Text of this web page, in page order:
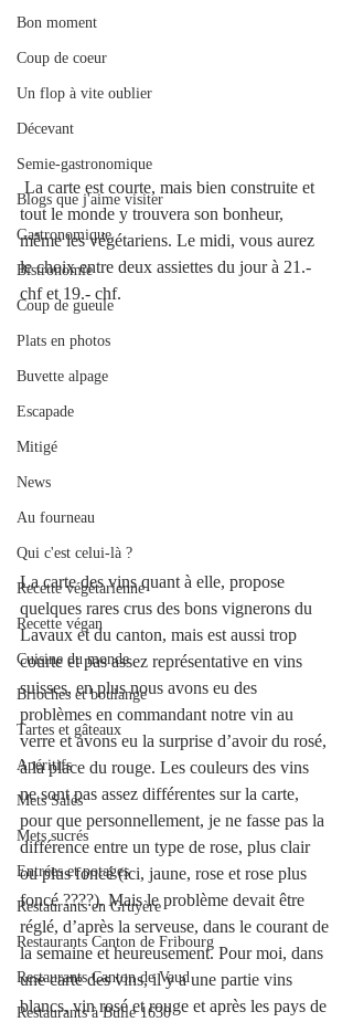
Bon moment
Coup de coeur
Un flop à vite oublier
Décevant
Semie-gastronomique
Blogs que j'aime visiter
Gastronomique
Bistronomie
Coup de gueule
Plats en photos
Buvette alpage
Escapade
Mitigé
News
Au fourneau
Qui c'est celui-là ?
Recette végétarienne
Recette végan
Cuisine du monde
Brioches et boulange
Tartes et gâteaux
Apéritifs
Mets Salés
Mets sucrés
Entrées et potages
Restaurants en Gruyère
Restaurants Canton de Fribourg
Restaurants Canton de Vaud
Restaurants à Bulle 1630
tout le monde y trouvera son bonheur,
même les végétariens. Le midi, vous aurez
le choix entre deux assiettes du jour à 21.-
chf et 19.- chf.
La carte des vins quant à elle, propose
quelques rares crus des bons vignerons du
Lavaux et du canton, mais est aussi trop
courte et pas assez représentative en vins
suisses, en plus nous avons eu des
problèmes en commandant notre vin au
verre et avons eu la surprise d’avoir du rosé,
à la place du rouge. Les couleurs des vins
ne sont pas assez différentes sur la carte,
pour que personnellement, je ne fasse pas la
différence entre un type de rose, plus clair
ou plus foncé (ici, jaune, rose et rose plus
foncé ????). Mais le problème devait être
réglé, d’après la serveuse, dans le courant de
la semaine et heureusement. Pour moi, dans
une carte des vins, il y a une partie vins
blancs, vin rosé et rouge et après les pays de